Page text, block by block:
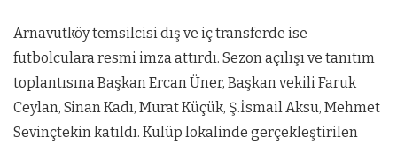
Arnavutköy temsilcisi dış ve iç transferde ise
futbolculara resmi imza attırdı. Sezon açılışı ve tanıtım
toplantısına BaşkanErcan Üner, Başkan vekili Faruk
Ceylan, Sinan Kadı, Murat Küçük, Ş.İsmail Aksu, Mehmet
Sevinçtekin katıldı. Kulüp lokalinde gerçekleştirilen